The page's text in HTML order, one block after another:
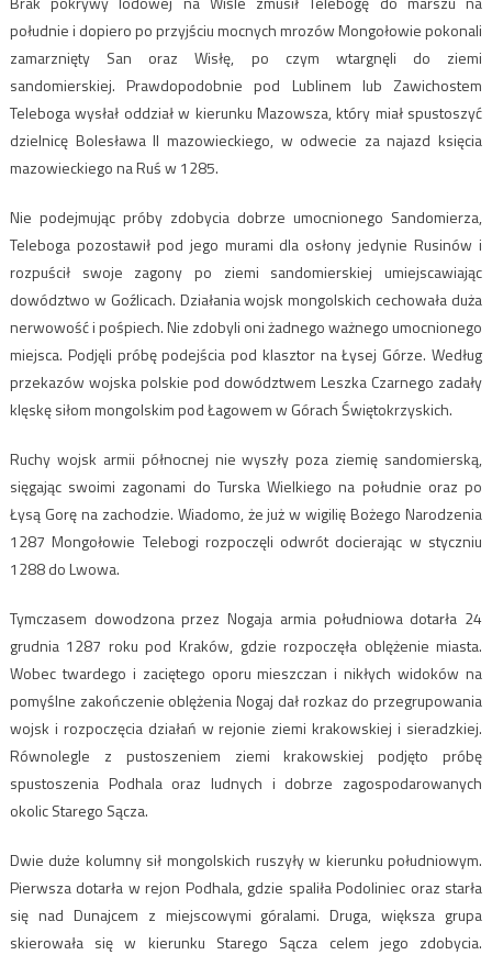
południe i dopiero po przyjściu mocnych mrozów Mongołowie pokonali
zamarznięty San oraz Wisłę, po czym wtargnęli do ziemi
sandomierskiej. Prawdopodobnie pod Lublinem lub Zawichostem
Teleboga wysłał oddział w kierunku Mazowsza, który miał spustoszyć
dzielnicę Bolesława II mazowieckiego, w odwecie za najazd księcia
mazowieckiego na Ruś w 1285.
Nie podejmując próby zdobycia dobrze umocnionego Sandomierza,
Teleboga pozostawił pod jego murami dla osłony jedynie Rusinów i
rozpuścił swoje zagony po ziemi sandomierskiej umiejscawiając
dowództwo w Goźlicach. Działania wojsk mongolskich cechowała duża
nerwowość i pośpiech. Nie zdobyli oni żadnego ważnego umocnionego
miejsca. Podjęli próbę podejścia pod klasztor na Łysej Górze. Według
przekazów wojska polskie pod dowództwem Leszka Czarnego zadały
klęskę siłom mongolskim pod Łagowem w Górach Świętokrzyskich.
Ruchy wojsk armii północnej nie wyszły poza ziemię sandomierską,
sięgając swoimi zagonami do Turska Wielkiego na południe oraz po
Łysą Gorę na zachodzie. Wiadomo, że już w wigilię Bożego Narodzenia
1287 Mongołowie Telebogi rozpoczęli odwrót docierając w styczniu
1288 do Lwowa.
Tymczasem dowodzona przez Nogaja armia południowa dotarła 24
grudnia 1287 roku pod Kraków, gdzie rozpoczęła oblężenie miasta.
Wobec twardego i zaciętego oporu mieszczan i nikłych widoków na
pomyślne zakończenie oblężenia Nogaj dał rozkaz do przegrupowania
wojsk i rozpoczęcia działań w rejonie ziemi krakowskiej i sieradzkiej.
Równolegle z pustoszeniem ziemi krakowskiej podjęto próbę
spustoszenia Podhala oraz ludnych i dobrze zagospodarowanych
okolic Starego Sącza.
Dwie duże kolumny sił mongolskich ruszyły w kierunku południowym.
Pierwsza dotarła w rejon Podhala, gdzie spaliła Podoliniec oraz starła
się nad Dunajcem z miejscowymi góralami. Druga, większa grupa
skierowała się w kierunku Starego Sącza celem jego zdobycia.